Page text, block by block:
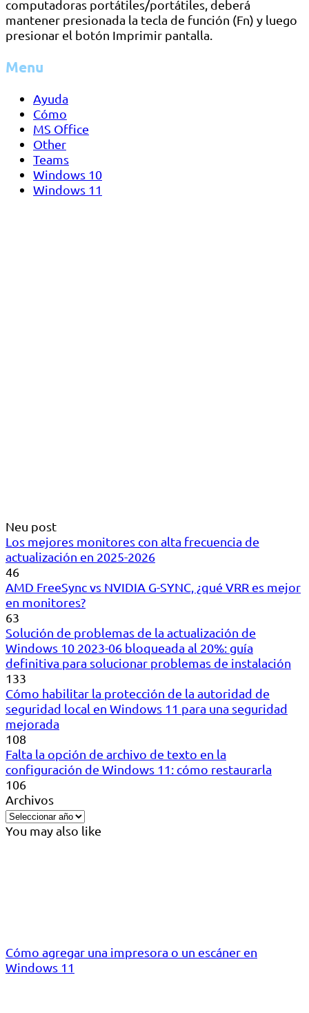
computadoras portátiles/portátiles, deberá
mantener presionada la tecla de función (Fn) y luego
presionar el botón Imprimir pantalla.
Menu
Ayuda
Cómo
MS Office
Other
Teams
Windows 10
Windows 11
Neu post
Los mejores monitores con alta frecuencia de
actualización en 2025-2026
46
AMD FreeSync vs NVIDIA G-SYNC, ¿qué VRR es mejor
en monitores?
63
Solución de problemas de la actualización de
Windows 10 2023-06 bloqueada al 20%: guía
definitiva para solucionar problemas de instalación
133
Cómo habilitar la protección de la autoridad de
seguridad local en Windows 11 para una seguridad
mejorada
108
Falta la opción de archivo de texto en la
configuración de Windows 11: cómo restaurarla
106
Archivos
You may also like
Cómo agregar una impresora o un escáner en
Windows 11